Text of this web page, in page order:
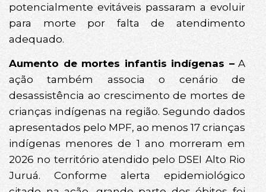
potencialmente evitáveis passaram a evoluir
para morte por falta de atendimento
adequado.
Aumento de mortes infantis indígenas –A
ação também associa o cenário de
desassistência ao crescimento de mortes de
crianças indígenas na região. Segundo dados
apresentados pelo MPF, ao menos 17 crianças
indígenas menores de 1 ano morreram em
2026 no território atendido pelo DSEI Alto Rio
Juruá. Conforme alerta epidemiológico